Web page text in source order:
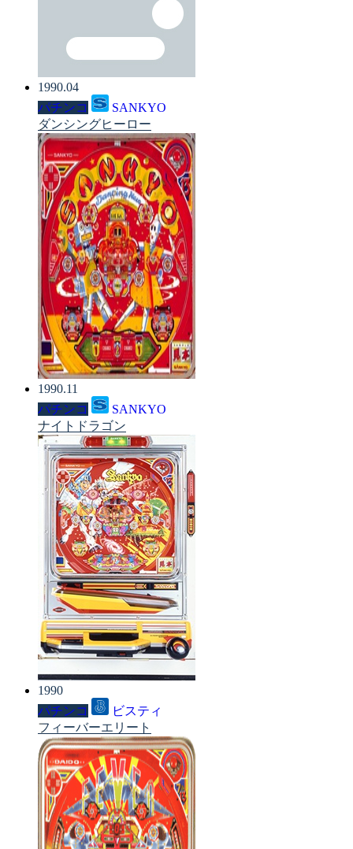
1990.04
パチンコ
SANKYO
ダンシングヒーロー
1990.11
パチンコ
SANKYO
ナイトドラゴン
1990
パチンコ
ビスティ
フィーバーエリート